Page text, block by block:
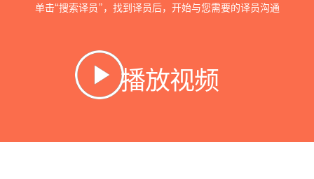
单击“搜索译员”，找到译员后，开始与您需要的译员沟通
播放视频